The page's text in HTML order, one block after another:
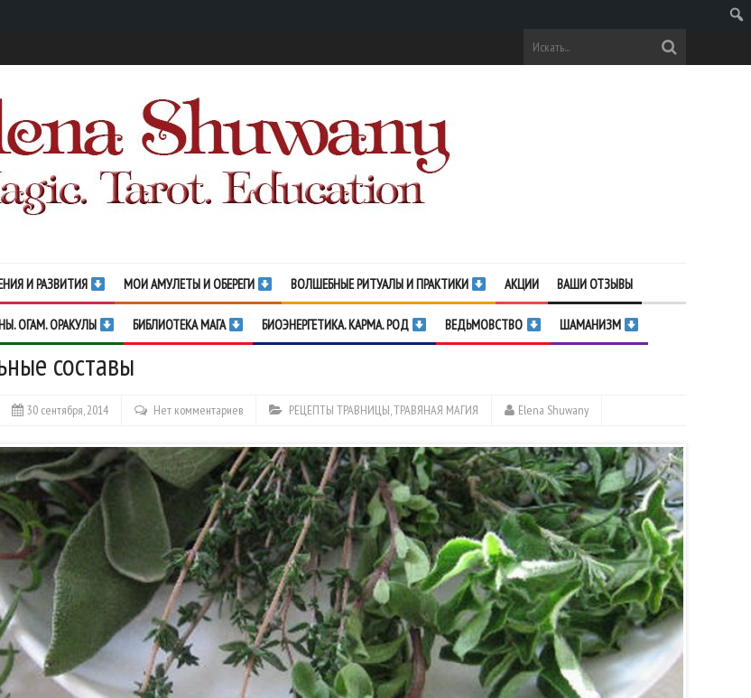
И РАЗВИТИЯ МОИ АМУЛЕТЫ И ОБЕРЕГИ ВОЛШЕБНЫЕ РИТУАЛЫ И ПРАКТИКИ АКЦИИ ВАШИ ОТЗЫВЫ
ОГАМ. ОРАКУЛЫ БИБЛИОТЕКА МАГА БИОЭНЕРГЕТИКА. КАРМА. РОД ВЕДЬМОВСТВО ШАМАНИЗМ
составы
30 сентября, 2014 Нет комментариев РЕЦЕПТЫ ТРАВНИЦЫ,ТРАВЯНАЯ МАГИЯ Elena Shuwany